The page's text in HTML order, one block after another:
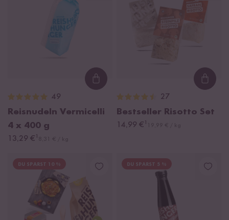
Loading...
49
Reisnudeln Vermicelli
4 x 400 g
13,29 € ¹
27
Bestseller Risotto Set
14,99 € ¹
DU SPARST 10 % DU SPARST 5 %